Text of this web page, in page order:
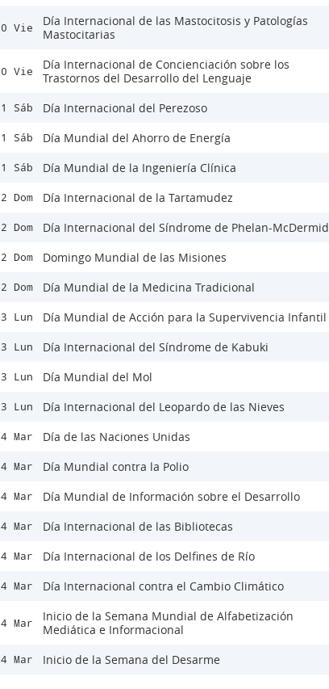
Vie
Día Internacional de las Mastocitosis y Patologías
Mastocitarias
Vie
Día Internacional de Concienciación sobre los
Trastornos del Desarrollo del Lenguaje
Sáb Día Internacional del Perezoso
Sáb Día Mundial del Ahorro de Energía
Sáb Día Mundial de la Ingeniería Clínica
Dom Día Internacional de la Tartamudez
Dom Día Internacional del Síndrome de Phelan-McDermid
Dom Domingo Mundial de las Misiones
Dom Día Mundial de la Medicina Tradicional
Lun Día Mundial de Acción para la Supervivencia Infantil
Lun Día Internacional del Síndrome de Kabuki
Lun Día Mundial del Mol
Lun Día Internacional del Leopardo de las Nieves
Mar Día de las Naciones Unidas
Mar Día Mundial contra la Polio
Mar Día Mundial de Información sobre el Desarrollo
Mar Día Internacional de las Bibliotecas
Mar Día Internacional de los Delfines de Río
Mar Día Internacional contra el Cambio Climático
Mar
Inicio de la Semana Mundial de Alfabetización
Mediática e Informacional
Mar Inicio de la Semana del Desarme